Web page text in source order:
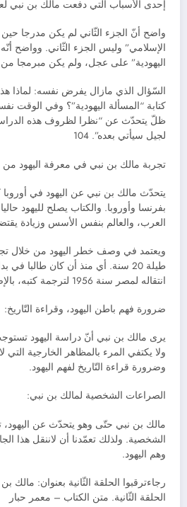
إحدى الأسباب التي دفعت مالك بن نبي
واضح أنّ الجزء الثّاني لم يكن مدرجا حين
الإسلامي” وليس الجزء الثّاني. وواضح
اليهودية” على عجل، ولم يكن مبرمجا
السّؤال الذي مازال يفرض نفسه: لماذا
كتابة “المسألة اليهودية”؟ وفي الوقت
ظلّ يتحدّث عن “نظرا لظروف هذه
لجيل سيأتي بعده”. 104
تجربة مالك بن نبي في معرفة اليهود من
يتحدّث مالك بن نبي عن اليهود في أوروبا
بفرنسا وأوروبا. والكتاب يصلح لليهود
العرب، والعالم بنفس الأسس وزيادة
ويعتمد في وصف خطر اليهود من خلال
طيلة 20 سنة. أي منذ أن كان طالبا في
انتقاله لمصر سنة 1956 لترجمة كتبه، بالإضافة إلى أسفاره فبما بعد.
ضرورة فهم باطن اليهود، وقراءة التّاريخ:
يرى مالك بن نبي أنّ دراسة اليهود
ولا يكتفي المرء بالمظاهر الخارجية
وضرورة قراءة التّاريخ لفهم اليهود.
الصراعات الشخصية لمالك بن نبي:
مالك بن نبي حتّى وهو يتحدّث عن اليهود،
الشخصية. ولذلك تعمّدنا أن لاننقل هذا
وهم اليهود.
رجاءترقبوا الحلقة الثّانية بعنوان: مالك
الحلقة الثّانية. متن الكتاب – معمر حبار